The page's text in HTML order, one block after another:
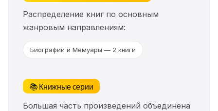
Распределение книг по основным
жанровым направлениям:
Биографии и Мемуары — 2 книги
📚 Книжные серии
Большая часть произведений объединена